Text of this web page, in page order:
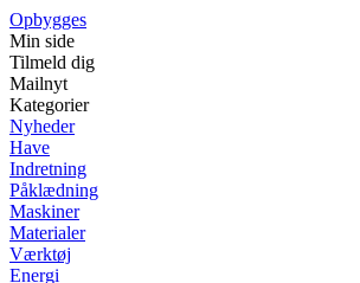
Opbygges
Min side
Tilmeld dig
Mailnyt
Kategorier
Nyheder
Have
Indretning
Påklædning
Maskiner
Materialer
Værktøj
Energi